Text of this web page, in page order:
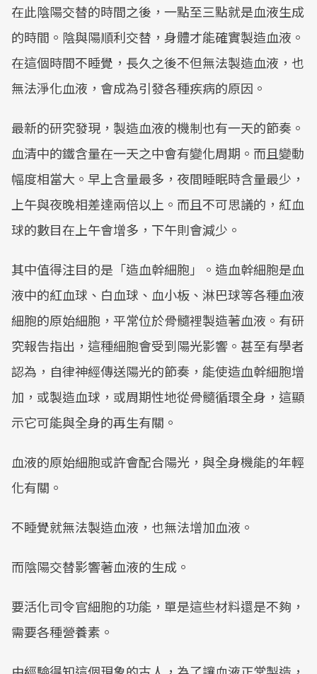
在此陰陽交替的時間之後，一點至三點就是血液生成
的時間。陰與陽順利交替，身體才能確實製造血液。
在這個時間不睡覺，長久之後不但無法製造血液，也
無法淨化血液，會成為引發各種疾病的原因。
最新的研究發現，製造血液的機制也有一天的節奏。
血清中的鐵含量在一天之中會有變化周期。而且變動
幅度相當大。早上含量最多，夜間睡眠時含量最少，
上午與夜晚相差達兩倍以上。而且不可思議的，紅血
球的數目在上午會增多，下午則會減少。
其中值得注目的是「造血幹細胞」。造血幹細胞是血
液中的紅血球、白血球、血小板、淋巴球等各種血液
細胞的原始細胞，平常位於骨髓裡製造著血液。有研
究報告指出，這種細胞會受到陽光影響。甚至有學者
認為，自律神經傳送陽光的節奏，能使造血幹細胞增
加，或製造血球，或周期性地從骨髓循環全身，這顯
示它可能與全身的再生有關。
血液的原始細胞或許會配合陽光，與全身機能的年輕
化有關。
不睡覺就無法製造血液，也無法增加血液。
而陰陽交替影響著血液的生成。
要活化司令官細胞的功能，單是這些材料還是不夠，
需要各種營養素。